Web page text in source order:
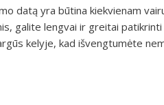
datą yra būtina kiekvienam
galite lengvai ir greitai patikrinti
kelyje, kad išvengtumėte